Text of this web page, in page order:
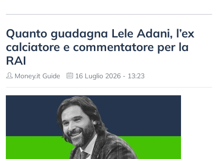
Quanto guadagna Lele Adani, l’ex
calciatore e commentatore per la
RAI
Money.it Guide 16 Luglio 2026 - 13:23